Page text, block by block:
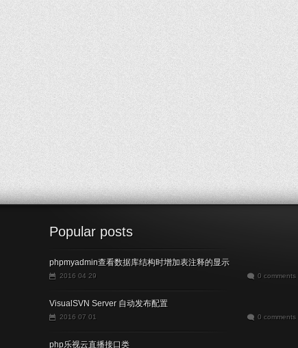
Popular posts
phpmyadmin查看数据库结构时增加表注释的显示
2016 04 29 0 comments
VisualSVN Server 自动发布配置
2016 07 01 0 comments
php乐视云直播接口类